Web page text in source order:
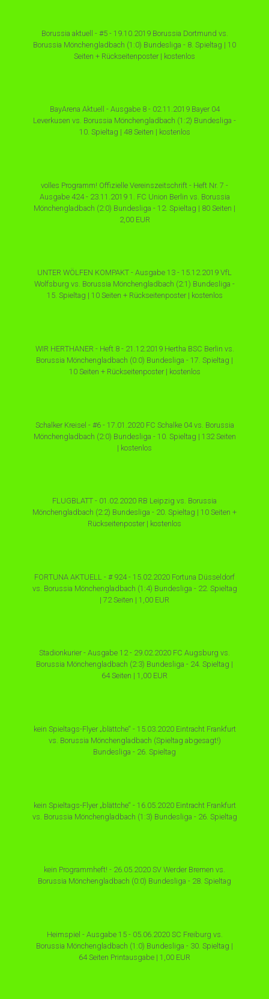
Borussia aktuell - #5 - 19.10.2019 Borussia Dortmund vs.
Borussia Mönchengladbach (1:0) Bundesliga - 8. Spieltag | 10
Seiten + Rückseitenposter | kostenlos
BayArena Aktuell - Ausgabe 8 - 02.11.2019 Bayer 04
Leverkusen vs. Borussia Mönchengladbach (1:2) Bundesliga -
10. Spieltag | 48 Seiten | kostenlos
volles Programm! Offizielle Vereinszeitschrift - Heft Nr. 7 -
Ausgabe 424 - 23.11.2019 1. FC Union Berlin vs. Borussia
Mönchengladbach (2:0) Bundesliga - 12. Spieltag | 80 Seiten |
2,00 EUR
UNTER WÖLFEN KOMPAKT - Ausgabe 13 - 15.12.2019 VfL
Wolfsburg vs. Borussia Mönchengladbach (2:1) Bundesliga -
15. Spieltag | 10 Seiten + Rückseitenposter | kostenlos
WIR HERTHANER - Heft 8 - 21.12.2019 Hertha BSC Berlin vs.
Borussia Mönchengladbach (0:0) Bundesliga - 17. Spieltag |
10 Seiten + Rückseitenposter | kostenlos
Schalker Kreisel - #6 - 17.01.2020 FC Schalke 04 vs. Borussia
Mönchengladbach (2:0) Bundesliga - 10. Spieltag | 132 Seiten
| kostenlos
FLUGBLATT - 01.02.2020 RB Leipzig vs. Borussia
Mönchengladbach (2:2) Bundesliga - 20. Spieltag | 10 Seiten +
Rückseitenposter | kostenlos
FORTUNA AKTUELL - # 924 - 15.02.2020 Fortuna Düsseldorf
vs. Borussia Mönchengladbach (1:4) Bundesliga - 22. Spieltag
| 72 Seiten | 1,00 EUR
Stadionkurier - Ausgabe 12 - 29.02.2020 FC Augsburg vs.
Borussia Mönchengladbach (2:3) Bundesliga - 24. Spieltag |
64 Seiten | 1,00 EUR
kein Spieltags-Flyer „blättche“ - 15.03.2020 Eintracht Frankfurt
vs. Borussia Mönchengladbach (Spieltag abgesagt!)
Bundesliga - 26. Spieltag
kein Spieltags-Flyer „blättche“ - 16.05.2020 Eintracht Frankfurt
vs. Borussia Mönchengladbach (1:3) Bundesliga - 26. Spieltag
kein Programmheft! - 26.05.2020 SV Werder Bremen vs.
Borussia Mönchengladbach (0:0) Bundesliga - 28. Spieltag
Heimspiel - Ausgabe 15 - 05.06.2020 SC Freiburg vs.
Borussia Mönchengladbach (1:0) Bundesliga - 30. Spieltag |
64 Seiten Printausgabe | 1,00 EUR